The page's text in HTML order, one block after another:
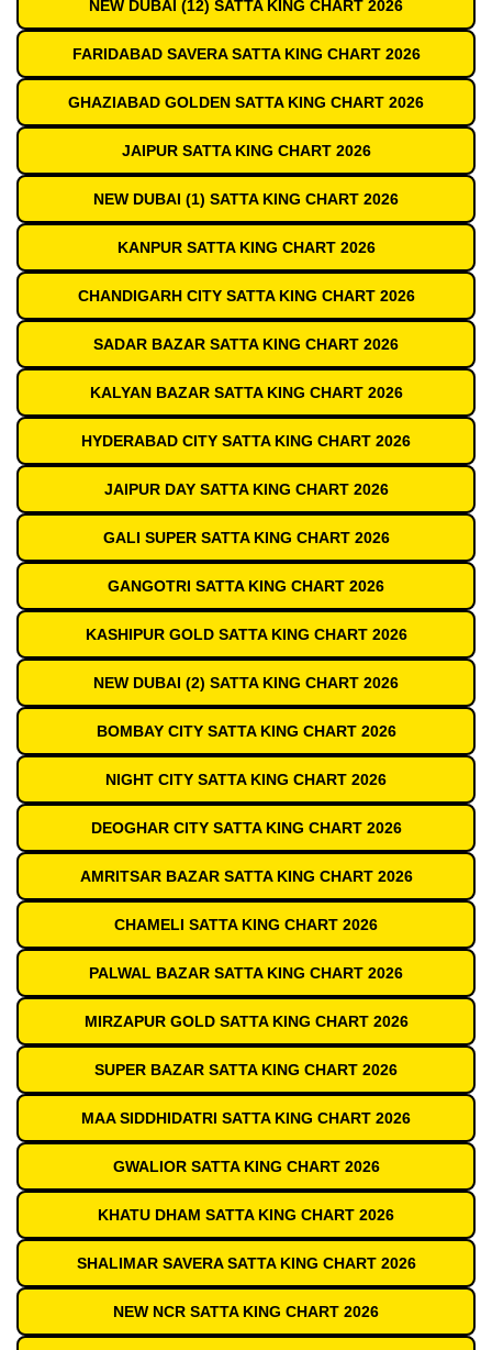
NEW DUBAI (12) SATTA KING CHART 2026
FARIDABAD SAVERA SATTA KING CHART 2026
GHAZIABAD GOLDEN SATTA KING CHART 2026
JAIPUR SATTA KING CHART 2026
NEW DUBAI (1) SATTA KING CHART 2026
KANPUR SATTA KING CHART 2026
CHANDIGARH CITY SATTA KING CHART 2026
SADAR BAZAR SATTA KING CHART 2026
KALYAN BAZAR SATTA KING CHART 2026
HYDERABAD CITY SATTA KING CHART 2026
JAIPUR DAY SATTA KING CHART 2026
GALI SUPER SATTA KING CHART 2026
GANGOTRI SATTA KING CHART 2026
KASHIPUR GOLD SATTA KING CHART 2026
NEW DUBAI (2) SATTA KING CHART 2026
BOMBAY CITY SATTA KING CHART 2026
NIGHT CITY SATTA KING CHART 2026
DEOGHAR CITY SATTA KING CHART 2026
AMRITSAR BAZAR SATTA KING CHART 2026
CHAMELI SATTA KING CHART 2026
PALWAL BAZAR SATTA KING CHART 2026
MIRZAPUR GOLD SATTA KING CHART 2026
SUPER BAZAR SATTA KING CHART 2026
MAA SIDDHIDATRI SATTA KING CHART 2026
GWALIOR SATTA KING CHART 2026
KHATU DHAM SATTA KING CHART 2026
SHALIMAR SAVERA SATTA KING CHART 2026
NEW NCR SATTA KING CHART 2026